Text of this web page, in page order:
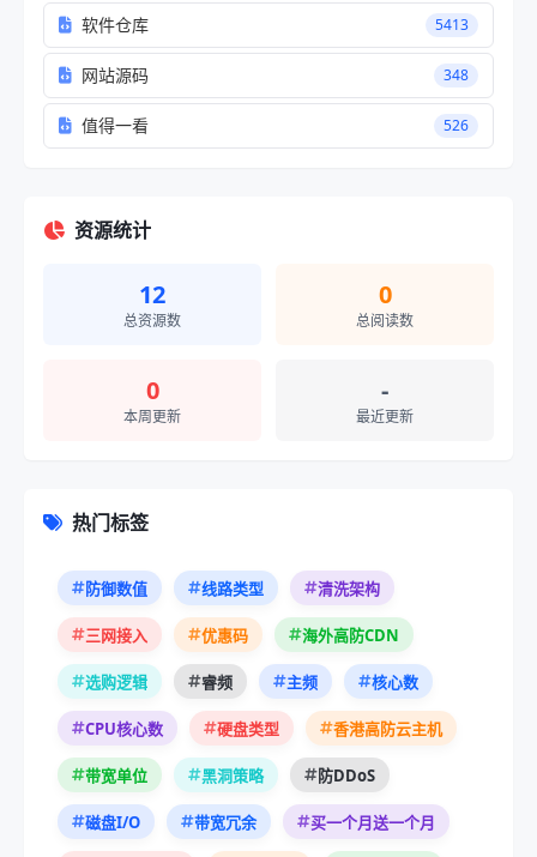
软件仓库 5413
网站源码 348
值得一看 526
资源统计
12
总资源数
0
总阅读数
0
本周更新
-
最近更新
热门标签
防御数值 线路类型 清洗架构
三网接入 优惠码 海外高防CDN
选购逻辑 睿频 主频 核心数
CPU核心数 硬盘类型 香港高防云主机
带宽单位 黑洞策略 防DDoS
磁盘I/O 带宽冗余 买一个月送一个月